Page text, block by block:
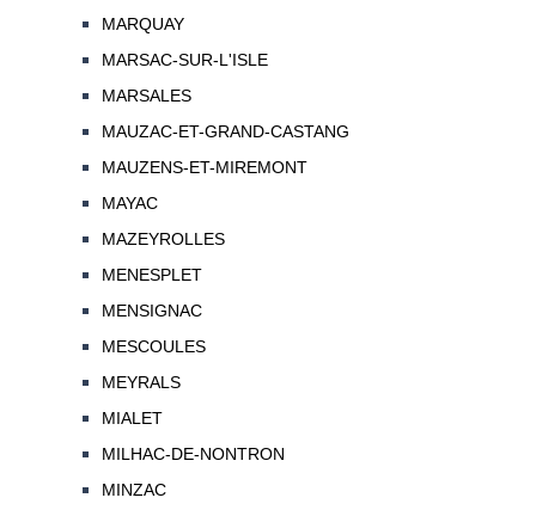
MARQUAY
MARSAC-SUR-L'ISLE
MARSALES
MAUZAC-ET-GRAND-CASTANG
MAUZENS-ET-MIREMONT
MAYAC
MAZEYROLLES
MENESPLET
MENSIGNAC
MESCOULES
MEYRALS
MIALET
MILHAC-DE-NONTRON
MINZAC